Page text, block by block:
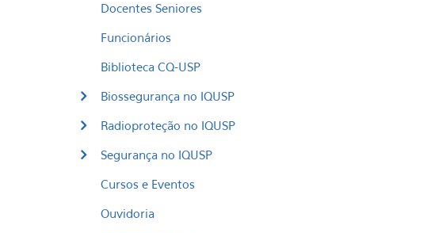
Docentes Seniores
Funcionários
Biblioteca CQ-USP
Biossegurança no IQUSP
Radioproteção no IQUSP
Segurança no IQUSP
Cursos e Eventos
Ouvidoria